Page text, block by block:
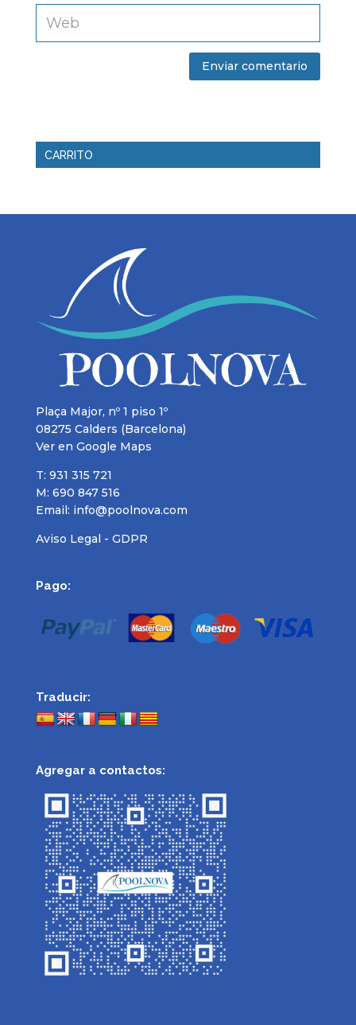
CARRITO
Plaça Major, nº 1 piso 1º
08275 Calders (Barcelona)
Ver en Google Maps
T: 931 315 721
M: 690 847 516
Email: info@poolnova.com
Aviso Legal - GDPR
Pago:
Traducir:
Agregar a contactos: